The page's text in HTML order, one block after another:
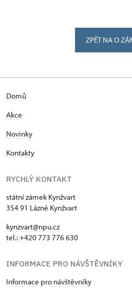
ZPĚT NA O
Domů
Akce
Novinky
Kontakty
RYCHLÝ KONTAKT
státní zámek Kynžvart
354 91 Lázně Kynžvart
kynzvart@npu.cz
tel.: +420 773 776 630
INFORMACE PRO NÁVŠTĚVNÍKY
Informace pro návštěvníky